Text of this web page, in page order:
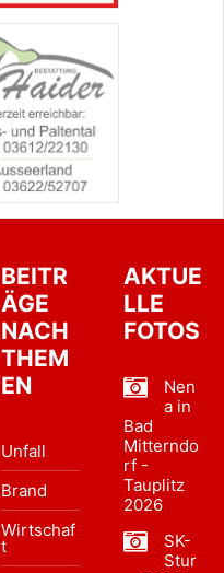
BEITR
ÄGE
NACH
THEM
EN
Unfall
Brand
Wirtschaf
t
AKTUE
LLE
FOTOS
Nen
a in
Bad
Mitterndo
rf -
Tauplitz
2026
SK-
Stur